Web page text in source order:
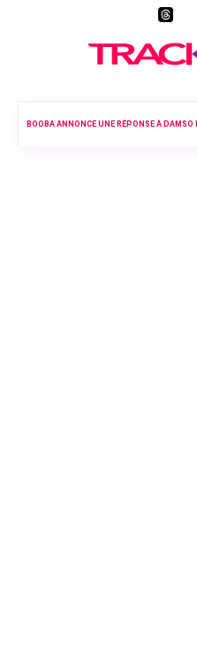
BOOBA ANNONCE UNE RÉPONSE À DAMSO